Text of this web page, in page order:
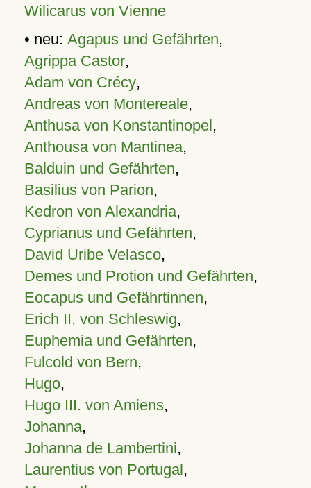
Wilicarus von Vienne
• neu: Agapus und Gefährten,
Agrippa Castor,
Adam von Crécy,
Andreas von Montereale,
Anthusa von Konstantinopel,
Anthousa von Mantinea,
Balduin und Gefährten,
Basilius von Parion,
Kedron von Alexandria,
Cyprianus und Gefährten,
David Uribe Velasco,
Demes und Protion und Gefährten,
Eocapus und Gefährtinnen,
Erich II. von Schleswig,
Euphemia und Gefährten,
Fulcold von Bern,
Hugo,
Hugo III. von Amiens,
Johanna,
Johanna de Lambertini,
Laurentius von Portugal,